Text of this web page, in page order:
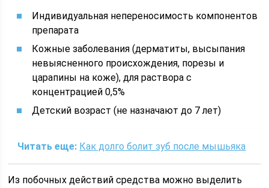
Индивидуальная непереносимость компонентов
препарата
Кожные заболевания (дерматиты, высыпания
невыясненного происхождения, порезы и
царапины на коже), для раствора с
концентрацией 0,5%
Детский возраст (не назначают до 7 лет)
Читать еще: Как долго болит зуб после мышьяка
Из побочных действий средства можно выделить